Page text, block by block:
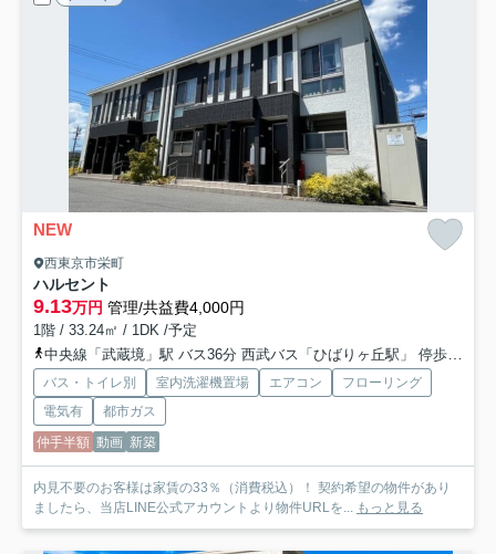
NEW
西東京市栄町
ハルセント
9.13万円 管理/共益費4,000円
1階 / 33.24㎡ / 1DK /予定
中央線「武蔵境」駅 バス36分 西武バス「ひばりヶ丘駅」 停歩12分
バス・トイレ別 室内洗濯機置場 エアコン
フローリング
電気有
都市ガス
仲手半額 動画 新築
内見不要のお客様は家賃の33％（消費税込）！ 契約希望の物件があり
ましたら、当店LINE公式アカウントより物件URLを... もっと見る